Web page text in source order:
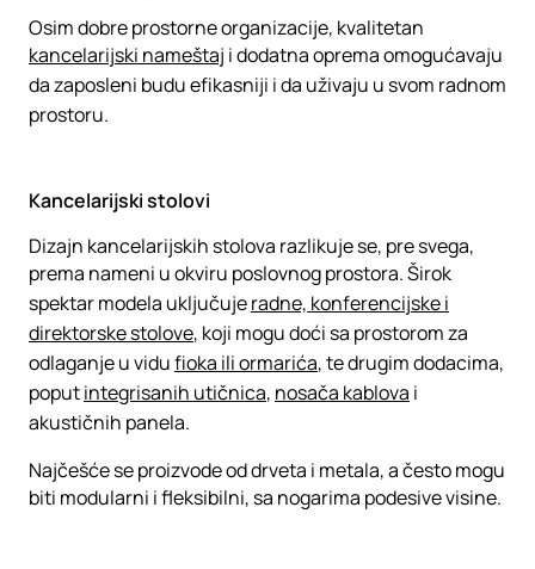
Osim dobre prostorne organizacije, kvalitetan
kancelarijski nameštaj i dodatna oprema omogućavaju
da zaposleni budu efikasniji i da uživaju u svom radnom
prostoru.
Kancelarijski stolovi
Dizajn kancelarijskih stolova razlikuje se, pre svega,
prema nameni u okviru poslovnog prostora. Širok
spektar modela uključujeradne, konferencijske i
direktorske stolove, koji mogu doći sa prostorom za
odlaganje u vidufioka ili ormarića, te drugim dodacima,
poputintegrisanih utičnica, nosača kablova i
akustičnih panela.
Najčešće se proizvode od drveta i metala, a često mogu
biti modularni i fleksibilni, sa nogarima podesive visine.